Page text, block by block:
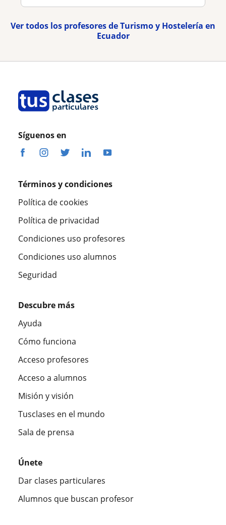
Ver todos los profesores de Turismo y Hostelería en
Ecuador
Síguenos en
Términos y condiciones
Política de cookies
Política de privacidad
Condiciones uso profesores
Condiciones uso alumnos
Seguridad
Descubre más
Ayuda
Cómo funciona
Acceso profesores
Acceso a alumnos
Misión y visión
Tusclases en el mundo
Sala de prensa
Únete
Dar clases particulares
Alumnos que buscan profesor